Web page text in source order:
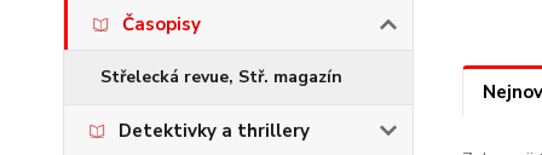
Časopisy
Střelecká revue, Stř. magazín
Detektivky a thrillery